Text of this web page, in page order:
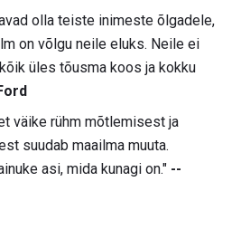
olla teiste inimeste õlgadele,
on võlgu neile eluks. Neile ei
üles tõusma koos ja kokku
väike rühm mõtlemisest ja
suudab maailma muuta.
asi, mida kunagi on." --